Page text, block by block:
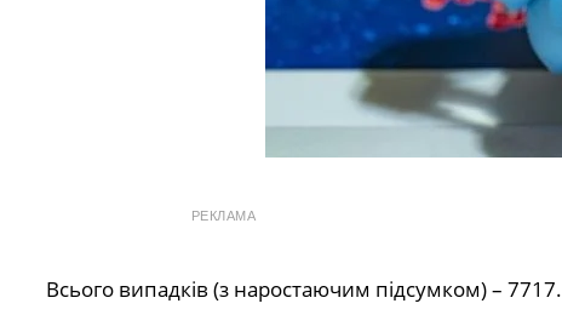
РЕКЛАМА
Всього випадків (з наростаючим підсумком) – 7717.